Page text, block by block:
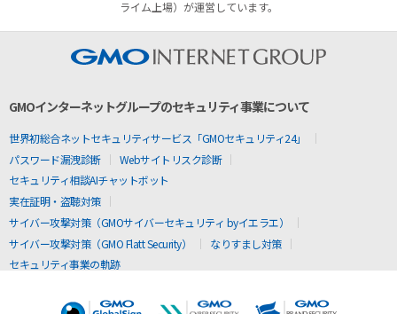
ライム上場）が運営しています。
GMOインターネットグループのセキュリティ事業について
世界初総合ネットセキュリティサービス「GMOセキュリティ24」
パスワード漏洩診断
Webサイトリスク診断
セキュリティ相談AIチャットボット
実在証明・盗聴対策
サイバー攻撃対策（GMOサイバーセキュリティ byイエラエ）
サイバー攻撃対策（GMO Flatt Security）
なりすまし対策
セキュリティ事業の軌跡